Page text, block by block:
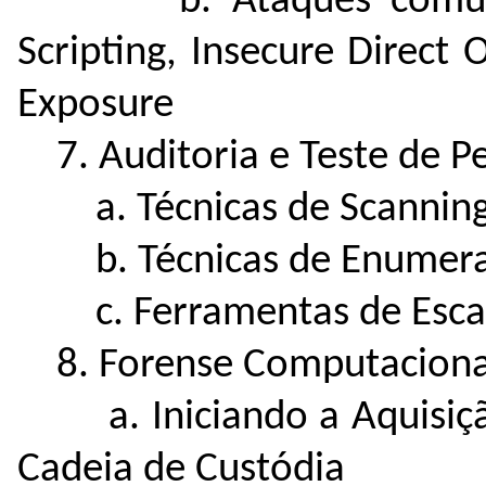
Scripting, Insecure Direct
Exposure
7. Auditoria e Teste de
a. Técnicas de
b. Técnicas de
c. Ferramentas de
8. Forense
a. Iniciando a
Cadeia de Custódia